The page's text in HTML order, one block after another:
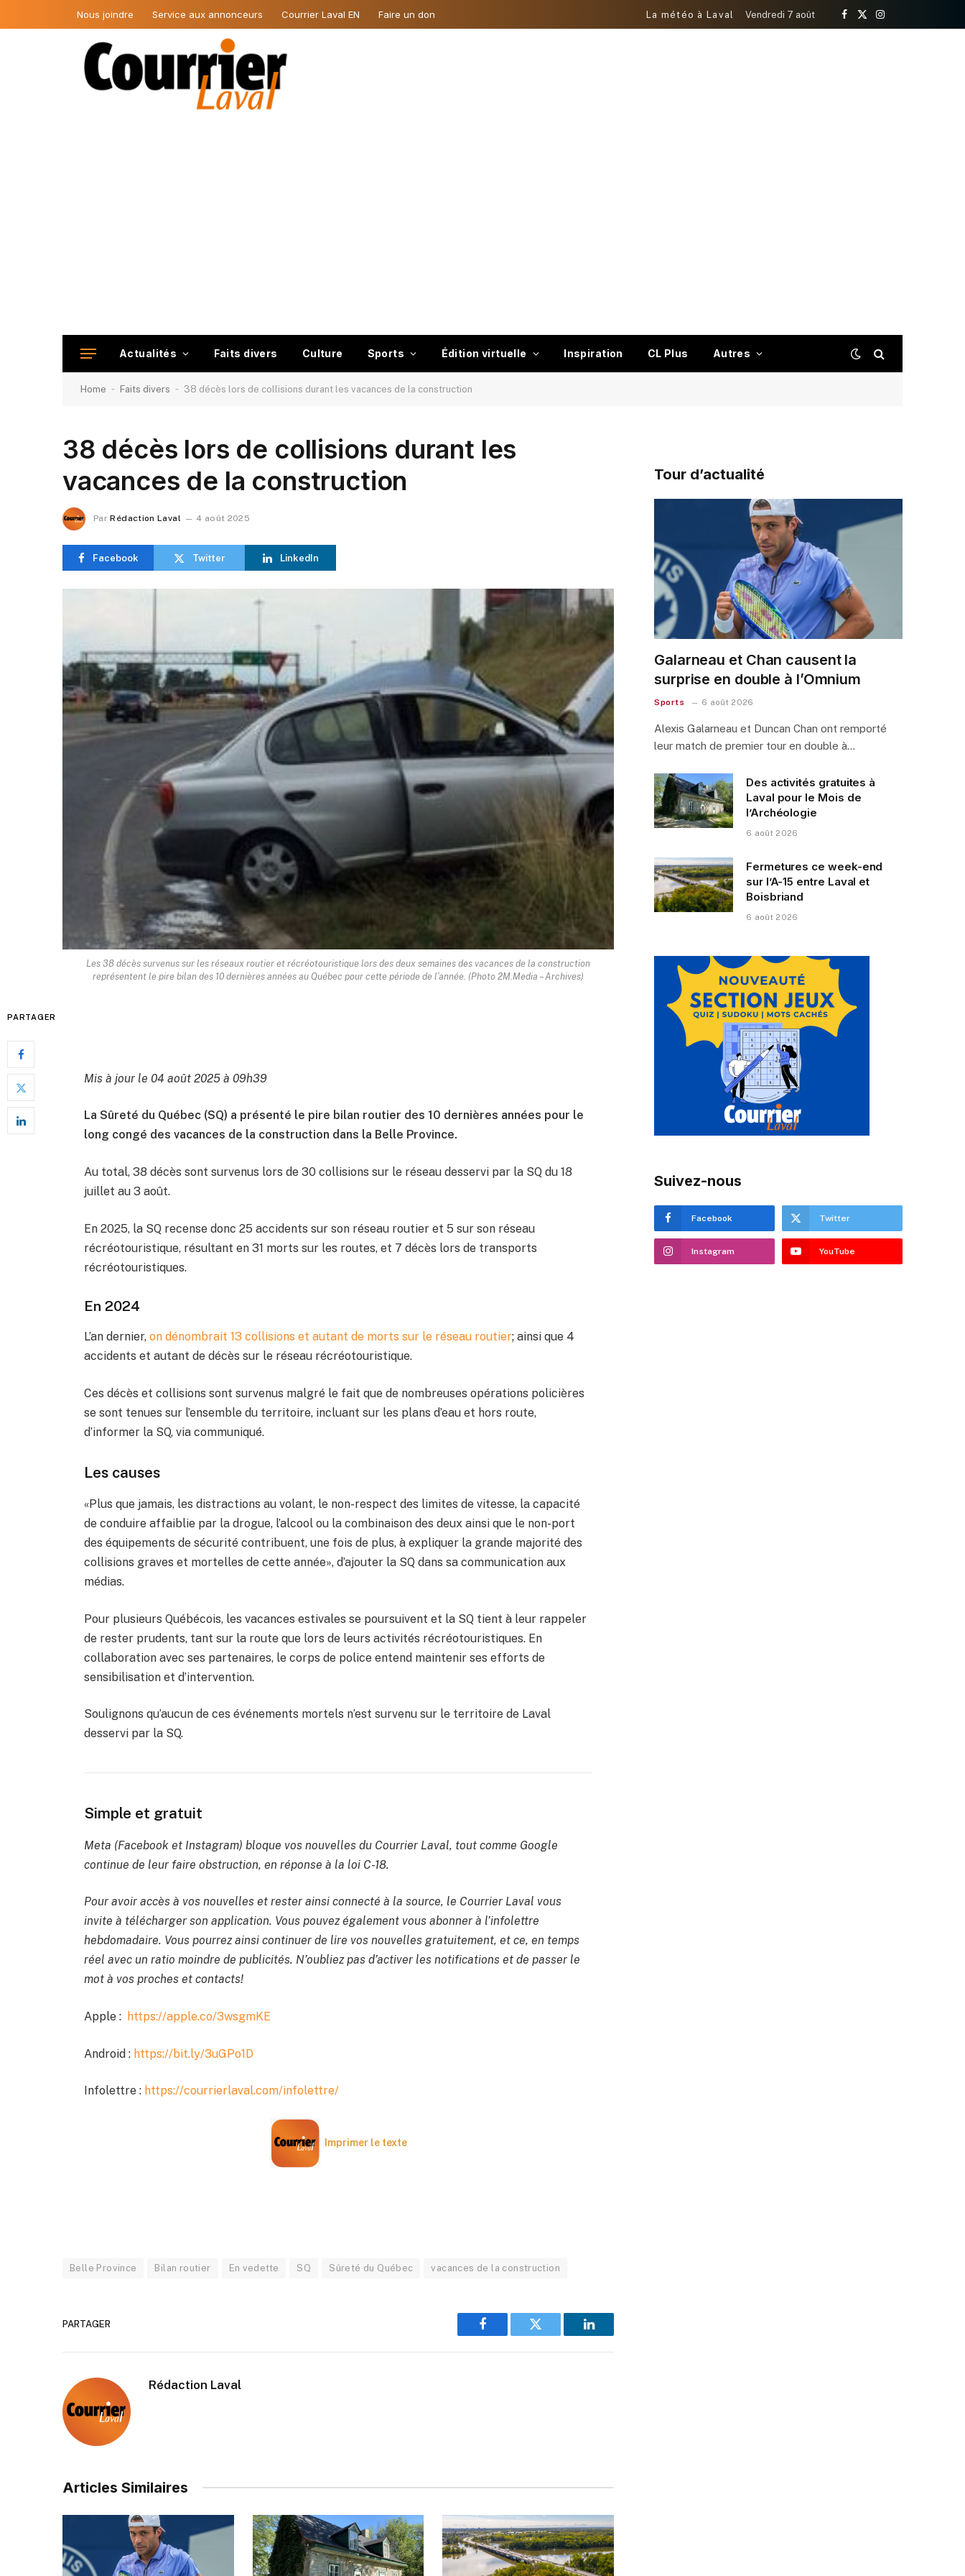
Nous joindre Service aux annonceurs Courrier Laval EN Faire un don La météo à Laval Vendredi 7 août
Facebook
X
Instagram
Actualités Faits divers Culture Sports Édition virtuelle Inspiration CL Plus Autres
Home - Faits divers - 38 décès lors de collisions durant les vacances de la construction
38 décès lors de collisions durant les
vacances de la construction
Par Rédaction Laval 4 août 2025
Facebook Twitter LinkedIn
Les 38 décès survenus sur les réseaux routier et récréotouristique lors des deux semaines des vacances de la construction
représentent le pire bilan des 10 dernières années au Québec pour cette période de l’année. (Photo 2M.Media – Archives)
PARTAGER
Mis à jour le 04 août 2025 à 09h39
La Sûreté du Québec (SQ) a présenté le pire bilan routier des 10 dernières années pour le
long congé des vacances de la construction dans la Belle Province.
Au total, 38 décès sont survenus lors de 30 collisions sur le réseau desservi par la SQ du 18
juillet au 3 août.
En 2025, la SQ recense donc 25 accidents sur son réseau routier et 5 sur son réseau
récréotouristique, résultant en 31 morts sur les routes, et 7 décès lors de transports
récréotouristiques.
En 2024
L’an dernier, on dénombrait 13 collisions et autant de morts sur le réseau routier; ainsi que 4
accidents et autant de décès sur le réseau récréotouristique.
Ces décès et collisions sont survenus malgré le fait que de nombreuses opérations policières
se sont tenues sur l’ensemble du territoire, incluant sur les plans d’eau et hors route,
d’informer la SQ, via communiqué.
Les causes
«Plus que jamais, les distractions au volant, le non-respect des limites de vitesse, la capacité
de conduire affaiblie par la drogue, l’alcool ou la combinaison des deux ainsi que le non-port
des équipements de sécurité contribuent, une fois de plus, à expliquer la grande majorité des
collisions graves et mortelles de cette année», d’ajouter la SQ dans sa communication aux
médias.
Pour plusieurs Québécois, les vacances estivales se poursuivent et la SQ tient à leur rappeler
de rester prudents, tant sur la route que lors de leurs activités récréotouristiques. En
collaboration avec ses partenaires, le corps de police entend maintenir ses efforts de
sensibilisation et d’intervention.
Soulignons qu’aucun de ces événements mortels n’est survenu sur le territoire de Laval
desservi par la SQ.
Simple et gratuit
Meta (Facebook et Instagram) bloque vos nouvelles du Courrier Laval, tout comme Google
continue de leur faire obstruction, en réponse à la loi C-18.
Pour avoir accès à vos nouvelles et rester ainsi connecté à la source, le Courrier Laval vous
invite à télécharger son application. Vous pouvez également vous abonner à l’infolettre
hebdomadaire. Vous pourrez ainsi continuer de lire vos nouvelles gratuitement, et ce, en temps
réel avec un ratio moindre de publicités. N’oubliez pas d’activer les notifications et de passer le
mot à vos proches et contacts!
Apple : https://apple.co/3wsgmKE
Android : https://bit.ly/3uGPo1D
Infolettre : https://courrierlaval.com/infolettre/
Imprimer le texte
Belle Province Bilan routier En vedette SQ Sûreté du Québec vacances de la construction
PARTAGER
Facebook Twitter LinkedIn
Rédaction Laval
Articles Similaires
Tour d’actualité
Galarneau et Chan causent la
surprise en double à l’Omnium
Sports 6 août 2026
Alexis Galarneau et Duncan Chan ont remporté
leur match de premier tour en double à…
Des activités gratuites à
Laval pour le Mois de
l’Archéologie
6 août 2026
Fermetures ce week-end
sur l’A-15 entre Laval et
Boisbriand
6 août 2026
Suivez-nous
Facebook Twitter
Instagram YouTube